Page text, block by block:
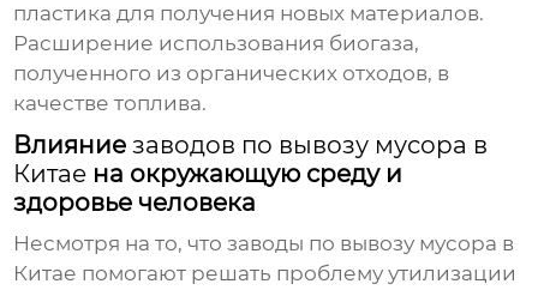
пластика для получения новых материалов.
Расширение использования биогаза,
полученного из органических отходов, в
качестве топлива.
Влияниезаводов по вывозу мусора в
Китае на окружающую среду и
здоровье человека
Несмотря на то, чтозаводы по вывозу мусора в
Китае помогают решать проблему утилизации